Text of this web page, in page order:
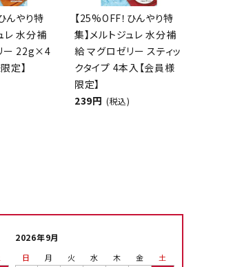
んやり特
レ 水分補
ー 22g×4
定】
【25%OFF！ひんやり特
集】メルトジュレ 水分補
給 マグロゼリー スティッ
クタイプ 4本入【会員様
限定】
239円 (税込)
2026年9月
日 月 火 水 木 金
土